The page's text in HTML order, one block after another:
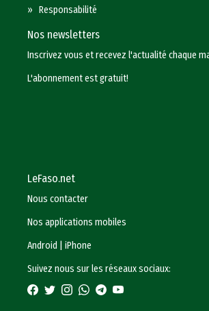
»Responsabilité
Nos newsletters
Inscrivez vous et recevez l'actualité chaque
L'abonnement est gratuit!
LeFaso.net
Nous contacter
Nos applications mobiles
Android
|iPhone
Suivez nous sur les réseaux sociaux: